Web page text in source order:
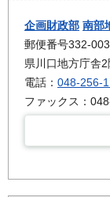
企画財政部 南部
郵便番号332-
県川口地方庁舎2
電話： 048-256-
ファックス：